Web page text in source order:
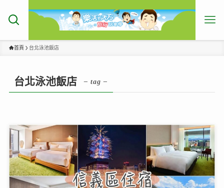
首頁 台北泳池飯店
台北泳池飯店 – tag –